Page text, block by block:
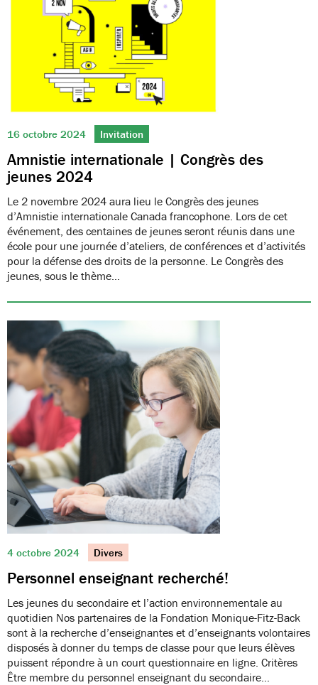
16 octobre 2024 Invitation
Amnistie internationale | Congrès des
jeunes 2024
Le 2 novembre 2024 aura lieu le Congrès des jeunes
d’Amnistie internationale Canada francophone. Lors de cet
événement, des centaines de jeunes seront réunis dans une
école pour une journée d’ateliers, de conférences et d’activités
pour la défense des droits de la personne. Le Congrès des
jeunes, sous le thème…
4 octobre 2024 Divers
Personnel enseignant recherché!
Les jeunes du secondaire et l’action environnementale au
quotidien Nos partenaires de la Fondation Monique-Fitz-Back
sont à la recherche d’enseignantes et d’enseignants volontaires
disposés à donner du temps de classe pour que leurs élèves
puissent répondre à un court questionnaire en ligne. Critères
Être membre du personnel enseignant du secondaire…